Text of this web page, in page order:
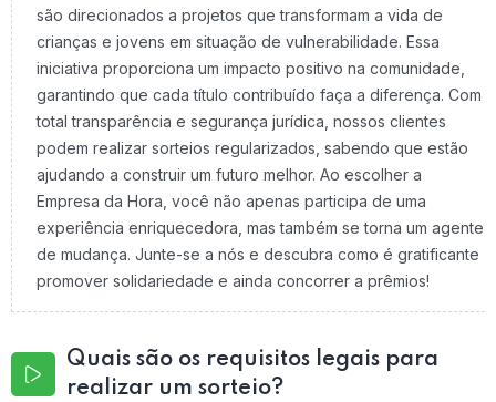
são direcionados a projetos que transformam a vida de
crianças e jovens em situação de vulnerabilidade. Essa
iniciativa proporciona um impacto positivo na comunidade,
garantindo que cada título contribuído faça a diferença. Com
total transparência e segurança jurídica, nossos clientes
podem realizar sorteios regularizados, sabendo que estão
ajudando a construir um futuro melhor. Ao escolher a
Empresa da Hora, você não apenas participa de uma
experiência enriquecedora, mas também se torna um agente
de mudança. Junte-se a nós e descubra como é gratificante
promover solidariedade e ainda concorrer a prêmios!
Quais são os requisitos legais para
realizar um sorteio?